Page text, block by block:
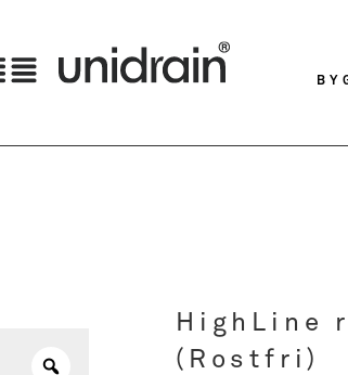
HighLine
(Rostfri)